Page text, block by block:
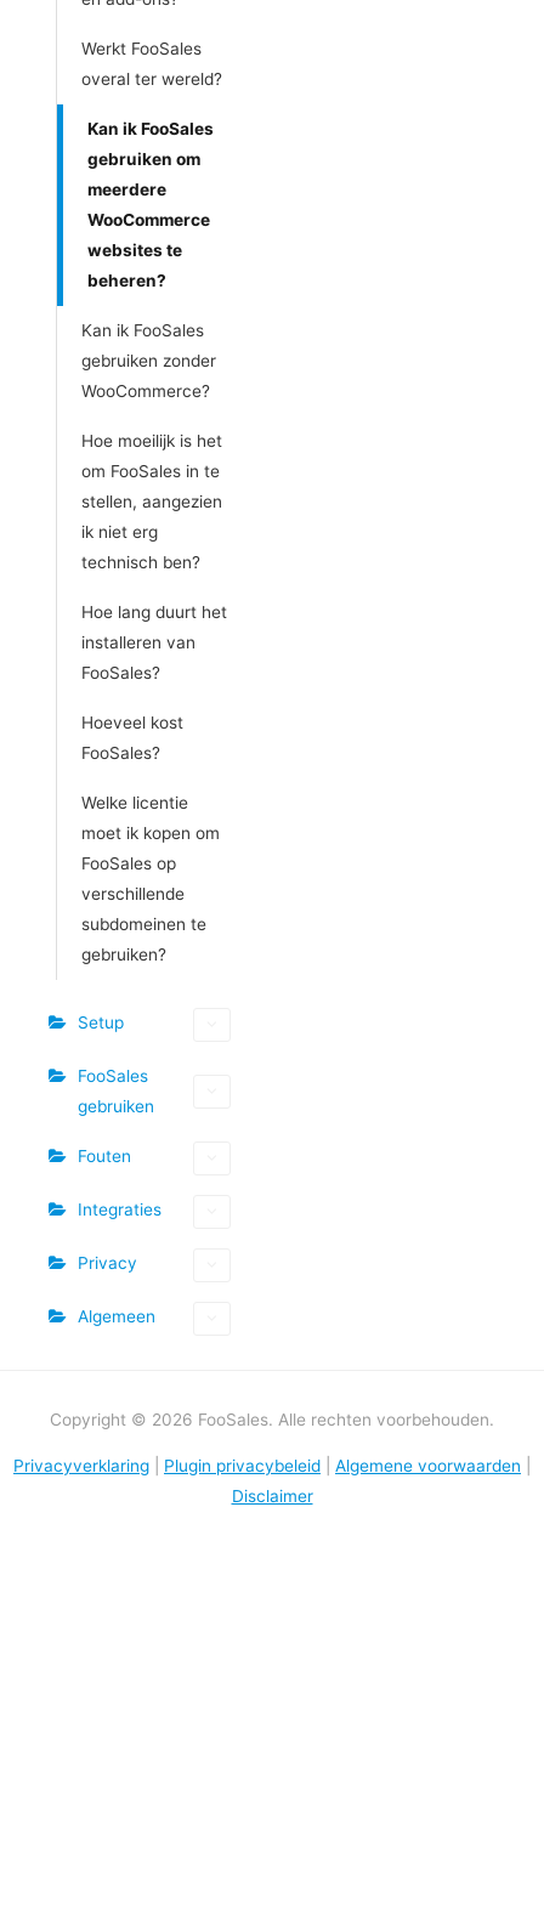
Werkt FooSales
overal ter wereld?
Kan ik FooSales
gebruiken om
meerdere
WooCommerce
websites te
beheren?
Kan ik FooSales
gebruiken zonder
WooCommerce?
Hoe moeilijk is het
om FooSales in te
stellen, aangezien
ik niet erg
technisch ben?
Hoe lang duurt het
installeren van
FooSales?
Hoeveel kost
FooSales?
Welke licentie
moet ik kopen om
FooSales op
verschillende
subdomeinen te
gebruiken?
Setup
FooSales
gebruiken
Fouten
Integraties
Privacy
Algemeen
Copyright © 2026 FooSales. Alle rechten voorbehouden.
Privacyverklaring Plugin privacybeleid Algemene voorwaarden
Disclaimer